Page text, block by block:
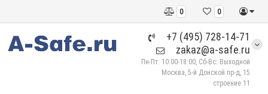
0
0
+7 (495) 728-14-71
zakaz@a-safe.ru
Пн-Пт: 10:00-18:00, Сб-Вс: Выходной
Москва, 5-й Донской пр-д, 15
строение 11